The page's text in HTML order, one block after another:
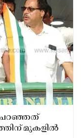
പറഞ്ഞത്
മുകളിൽ